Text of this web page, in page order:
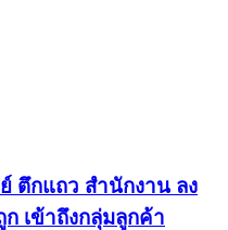
ตึกแถว สำนักงาน ลง
เข้าถึงกลุ่มลูกค้า